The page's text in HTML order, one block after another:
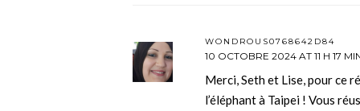
WONDROUS0768642D84
10 OCTOBRE 2024 AT 11 H 17
Merci, Seth et Lise, pour ce
l’éléphant à Taipei ! Vous